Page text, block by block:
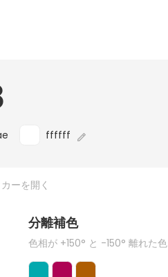
ffffff
ーを開く
分離補色
色相が +150° と -150° 離れた色